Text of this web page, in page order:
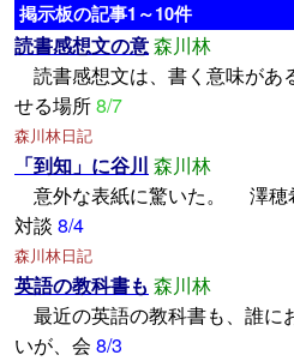
掲示板の記事1～10件
読書感想文の意森川林
読書感想文は、書く意味があ
せる場所8/7
森川林日記
「到知」に谷川 森川林
意外な表紙に驚いた。 澤穂
対談 8/4
森川林日記
英語の教科書も 森川林
最近の英語の教科書も、誰に
いが、会 8/3